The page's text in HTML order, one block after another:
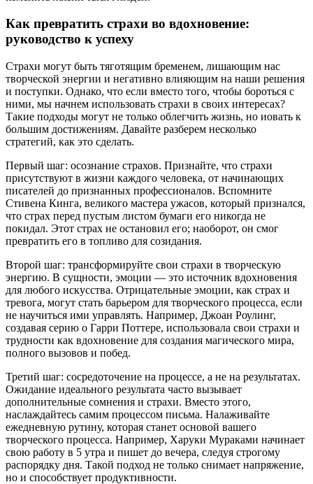
Как превратить страхи во вдохновение:
руководство к успеху
Страхи могут быть тяготящим бременем, лишающим нас
творческой энергии и негативно влияющим на наши решения
и поступки. Однако, что если вместо того, чтобы бороться с
ними, мы начнем использовать страхи в своих интересах?
Такие подходы могут не только облегчить жизнь, но иовать к
большим достижениям. Давайте разберем несколько
стратегий, как это сделать.
Первый шаг: осознание страхов. Признайте, что страхи
присутствуют в жизни каждого человека, от начинающих
писателей до признанных профессионалов. Вспомните
Стивена Кинга, великого мастера ужасов, который признался,
что страх перед пустым листом бумаги его никогда не
покидал. Этот страх не остановил его; наоборот, он смог
превратить его в топливо для созидания.
Второй шаг: трансформируйте свои страхи в творческую
энергию. В сущности, эмоции — это источник вдохновения
для любого искусства. Отрицательные эмоции, как страх и
тревога, могут стать барьером для творческого процесса, если
не научиться ими управлять. Например, Джоан Роулинг,
создавая серию о Гарри Поттере, использовала свои страхи и
трудности как вдохновение для создания магического мира,
полного вызовов и побед.
Третий шаг: сосредоточение на процессе, а не на результатах.
Ожидание идеального результата часто вызывает
дополнительные сомнения и страхи. Вместо этого,
наслаждайтесь самим процессом письма. Налаживайте
ежедневную рутину, которая станет основой вашего
творческого процесса. Например, Харуки Мураками начинает
свою работу в 5 утра и пишет до вечера, следуя строгому
распорядку дня. Такой подход не только снимает напряжение,
но и способствует продуктивности.